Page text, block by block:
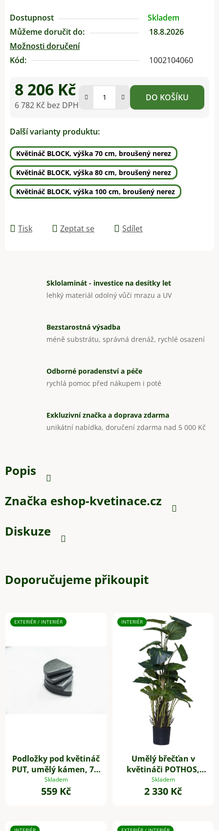
Dostupnost
Skladem
Můžeme doručit do:
18.8.2026
Možnosti doručení
Kód:
1002104060
8 206 Kč
6 782 Kč bez DPH
DO KOŠÍKU
Další varianty produktu:
Květináč BLOCK, výška 70 cm, broušený nerez
Květináč BLOCK, výška 80 cm, broušený nerez
Květináč BLOCK, výška 100 cm, broušený nerez
Tisk Zeptat se Sdílet
Sklolaminát - investice na desítky let
lehký materiál odolný vůči mrazu a UV
Bezstarostná výsadba
méně substrátu, správná drenáž, rychlé osazení
Odborné poradenství a péče
rychlá pomoc před nákupem i poté
Exkluzivní značka a doprava zdarma
unikátní nabídka, doručení zdarma nad 5 000 Kč
Popis
Značka eshop-kvetinace.cz
Diskuze
Doporučujeme přikoupit
EXTERIÉR / INTERIÉR
Podložky pod květináč
PUT, umělý kámen, 7 x
7 cm, 4-set, šedé
Skladem
559 Kč
INTERIÉR
Umělý břečťan v
květináči POTHOS,
výška 85 cm, plast,
zelený
Skladem
2 330 Kč